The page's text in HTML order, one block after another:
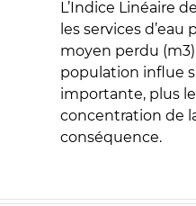
L’Indice Linéaire
les services
moyen perdu
population influe
importante, plus
concentration de
conséquence.